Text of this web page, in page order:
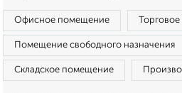
Офисное помещение
Помещение свободного назначения
Складское помещение